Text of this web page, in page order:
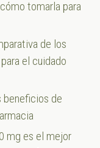
tomarla para
de los
el cuidado
beneficios de
mg es el mejor